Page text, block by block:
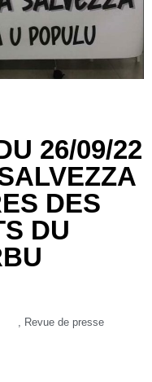
26/09/22
DES
DU
, Revue de presse